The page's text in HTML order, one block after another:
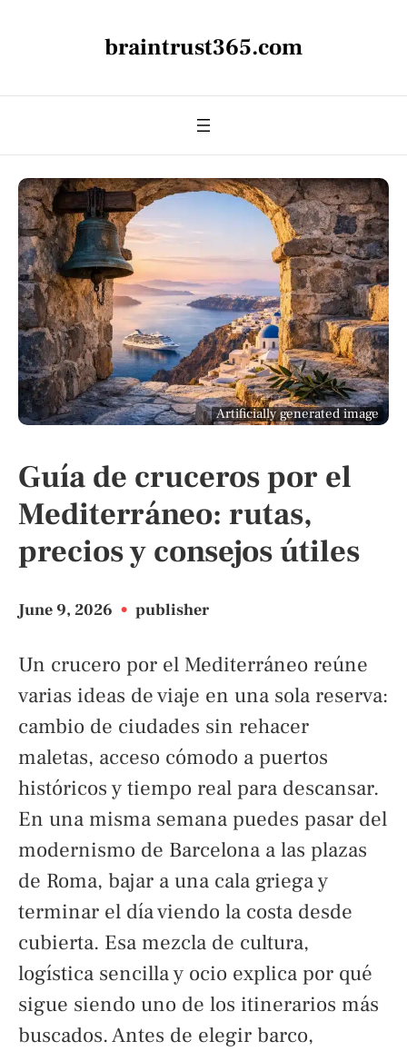
braintrust365.com
Artificially generated image
Guía de cruceros por el
Mediterráneo: rutas,
precios y consejos útiles
June 9, 2026 • publisher
Un crucero por el Mediterráneo reúne
varias ideas de viaje en una sola reserva:
cambio de ciudades sin rehacer
maletas, acceso cómodo a puertos
históricos y tiempo real para descansar.
En una misma semana puedes pasar del
modernismo de Barcelona a las plazas
de Roma, bajar a una cala griega y
terminar el día viendo la costa desde
cubierta. Esa mezcla de cultura,
logística sencilla y ocio explica por qué
sigue siendo uno de los itinerarios más
buscados. Antes de elegir barco,